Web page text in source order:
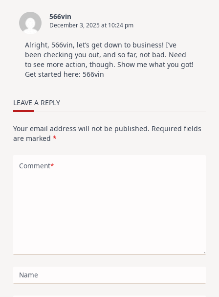
566vin
December 3, 2025 at 10:24 pm
Alright, 566vin, let’s get down to business! I’ve
been checking you out, and so far, not bad. Need
to see more action, though. Show me what you got!
Get started here: 566vin
LEAVE A REPLY
Your email address will not be published. Required fields
are marked *
Comment*
Name